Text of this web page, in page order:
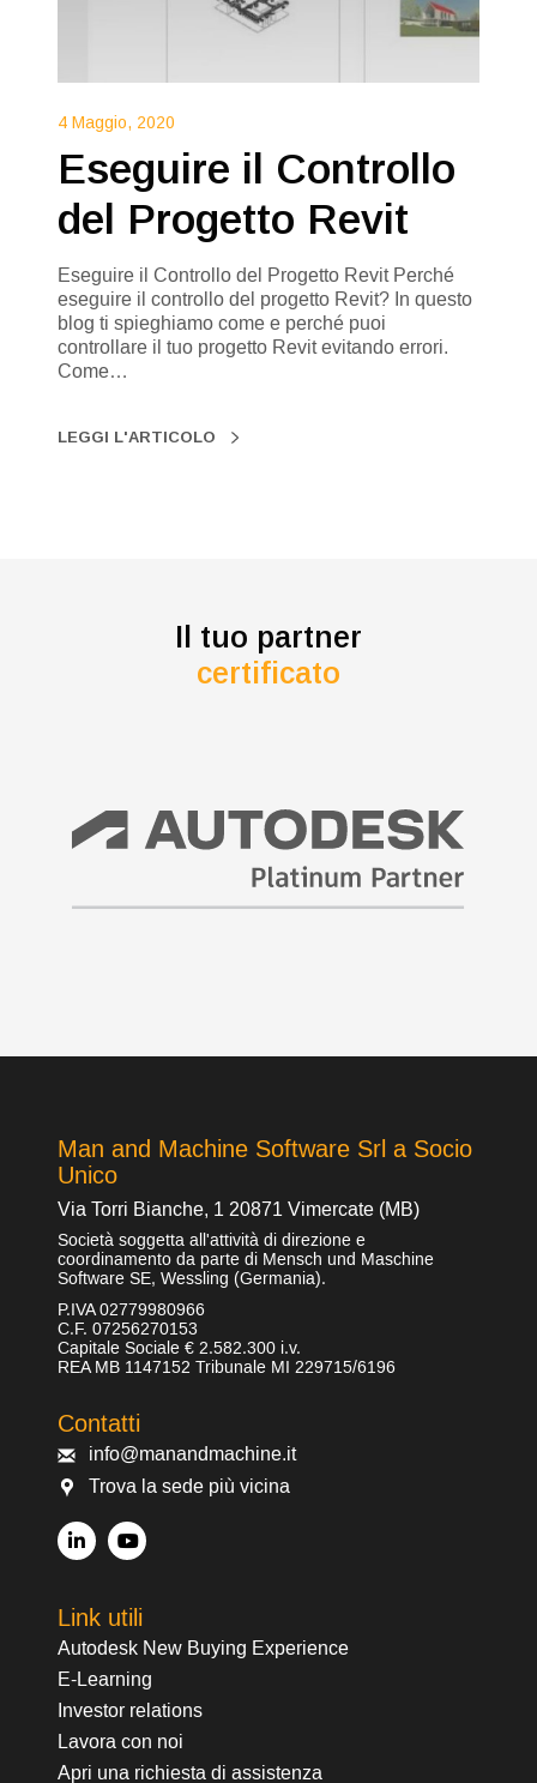
4 Maggio, 2020
Eseguire il Controllo
del Progetto Revit
Eseguire il Controllo del Progetto Revit Perché
eseguire il controllo del progetto Revit? In questo
blog ti spieghiamo come e perché puoi
controllare il tuo progetto Revit evitando errori.
Come…
LEGGI L'ARTICOLO
Il tuo partner
certificato
Man and Machine Software Srl a Socio
Unico
Via Torri Bianche, 1 20871 Vimercate (MB)
Società soggetta all'attività di direzione e
coordinamento da parte di Mensch und Maschine
Software SE, Wessling (Germania).
P.IVA 02779980966
C.F. 07256270153
Capitale Sociale € 2.582.300 i.v.
REA MB 1147152 Tribunale MI 229715/6196
Contatti
info@manandmachine.it
Trova la sede più vicina
Link utili
Autodesk New Buying Experience
E-Learning
Investor relations
Lavora con noi
Apri una richiesta di assistenza